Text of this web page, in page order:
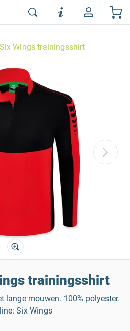
Wings trainingsshirt
trainingsshirt
lange mouwen. 100% polyester.
Six Wings